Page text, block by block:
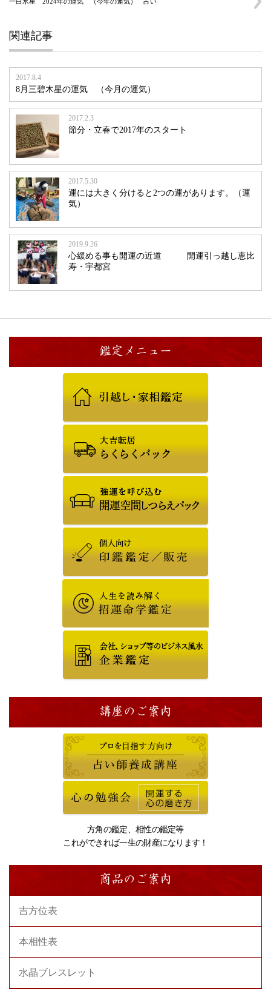
関連記事
2017.8.4
8月三碧木星の運気 （今月の運気）
2017.2.3
節分・立春で2017年のスタート
2017.5.30
運には大きく分けると2つの運があります。（運
気）
2019.9.26
心緩める事も開運の近道 開運引っ越し恵比
寿・宇都宮
鑑定メニュー
講座のご案内
方角の鑑定、相性の鑑定等
これができれば一生の財産になります！
商品のご案内
吉方位表
本相性表
水晶ブレスレット